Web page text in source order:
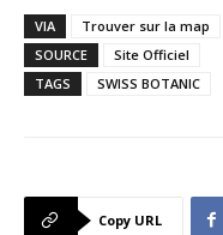
VIA
Trouver sur la map
SOURCE
Site Officiel
TAGS
SWISS BOTANIC
Copy URL